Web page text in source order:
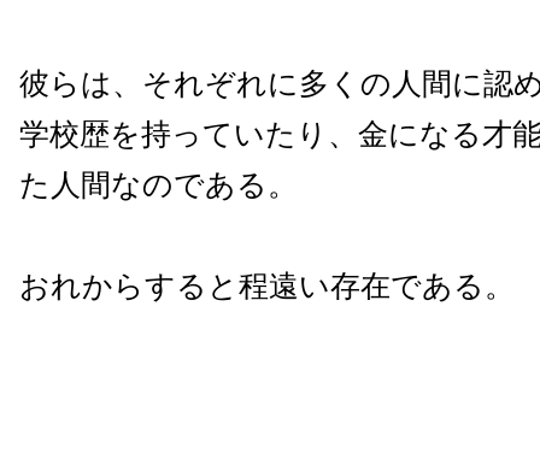
彼らは、それぞれに多くの人間に認
学校歴を持っていたり、金になる才
た人間なのである。
おれからすると程遠い存在である。